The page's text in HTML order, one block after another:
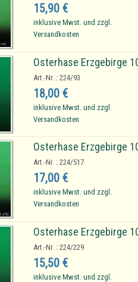
15,90 €
inklusive Mwst. und zzgl.
Versandkosten
Osterhase Erzgebirge
Art.-Nr. : 224/93
18,00 €
inklusive Mwst. und zzgl.
Versandkosten
Osterhase Erzgebirge
Art.-Nr. : 224/517
17,00 €
inklusive Mwst. und zzgl.
Versandkosten
Osterhase Erzgebirge
Art.-Nr. : 224/229
15,50 €
inklusive Mwst. und zzgl.